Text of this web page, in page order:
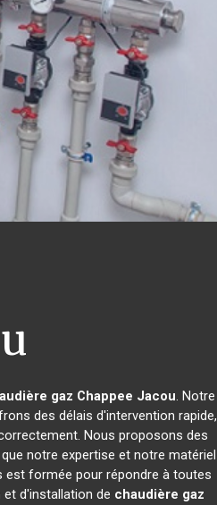
gaz Chappee Jacou. Notre
des délais d'intervention rapide,
Nous proposons des
notre expertise et notre matériel
est formée pour répondre à toutes
d'installation de chaudière gaz